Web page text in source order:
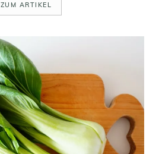
ZUM ARTIKEL